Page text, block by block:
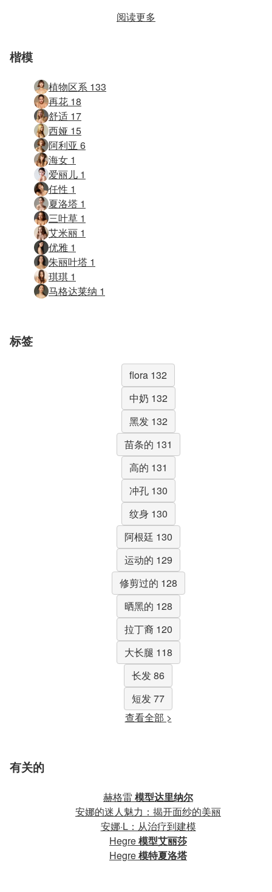
阅读更多
楷模
植物区系 133
再花 18
舒适 17
西娅 15
阿利亚 6
海女 1
爱丽儿 1
任性 1
夏洛塔 1
三叶草 1
艾米丽 1
优雅 1
朱丽叶塔 1
琪琪 1
马格达莱纳 1
标签
flora 132
中奶 132
黑发 132
苗条的 131
高的 131
冲孔 130
纹身 130
阿根廷 130
运动的 129
修剪过的 128
晒黑的 128
拉丁裔 120
大长腿 118
长发 86
短发 77
查看全部 >
有关的
赫格雷 模型达里纳尔
安娜的迷人魅力：揭开面纱的美丽
安娜·L：从治疗到建模
Hegre模型艾丽莎
Hegre模特夏洛塔